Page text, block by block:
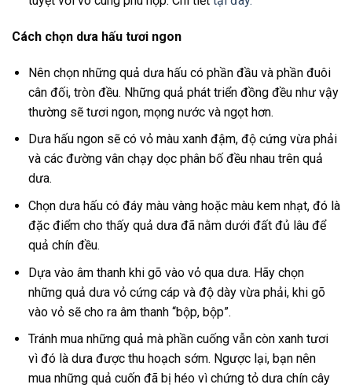
Cách chọn dưa hấu tươi ngon
Nên chọn những quả dưa hấu có phần đầu và phần đuôi
cân đối, tròn đều. Những quả phát triển đồng đều như vậy
thường sẽ tươi ngon, mọng nước và ngọt hơn.
Dưa hấu ngon sẽ có vỏ màu xanh đậm, độ cứng vừa phải
và các đường vân chạy dọc phân bố đều nhau trên quả
dưa.
Chọn dưa hấu có đáy màu vàng hoặc màu kem nhạt, đó là
đặc điểm cho thấy quả dưa đã nằm dưới đất đủ lâu để
quả chín đều.
Dựa vào âm thanh khi gõ vào vỏ qua dưa. Hãy chọn
những quả dưa vỏ cứng cáp và độ dày vừa phải, khi gõ
vào vỏ sẽ cho ra âm thanh “bộp, bộp”.
Tránh mua những quả mà phần cuống vẫn còn xanh tươi
vì đó là dưa được thu hoạch sớm. Ngược lại, bạn nên
mua những quả cuốn đã bị héo vì chứng tỏ dưa chín cây